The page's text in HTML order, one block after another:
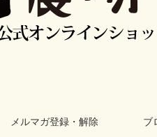
メルマガ登録・解除 ブ